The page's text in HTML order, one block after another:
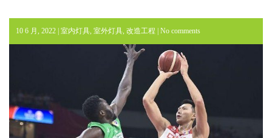
10 6 月, 2022 | 室内灯具, 室外灯具, 改造工程 No comments